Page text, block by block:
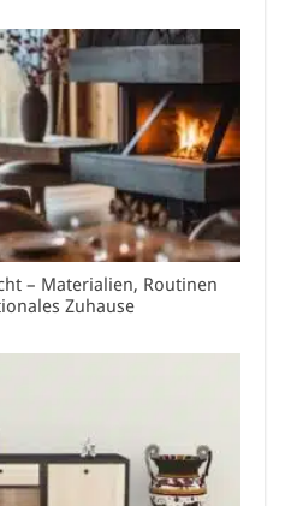
– Materialien, Routinen
Zuhause